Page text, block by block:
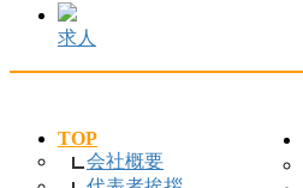
求人
TOP
会社概要